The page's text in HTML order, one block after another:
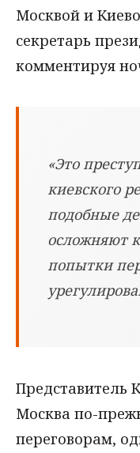
Москвой и
секретарь
комментируя
«Это
киевского
подобные
осложняют
попытки
Представитель
Москва по-
переговорам,